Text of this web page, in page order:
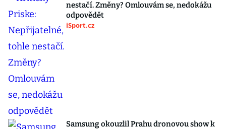
nestačí. Změny? Omlouvám se, nedokážu
odpovědět
iSport.cz
Samsung okouzlil Prahu dronovou show k